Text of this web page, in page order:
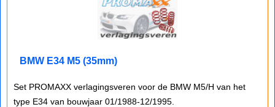
BMW E34 M5 (35mm)
Set PROMAXX verlagingsveren voor de BMW M5/H van het
type E34 van bouwjaar 01/1988-12/1995.